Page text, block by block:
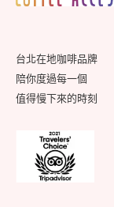
台北在地咖啡品牌
陪你度過每一個
值得慢下來的時刻